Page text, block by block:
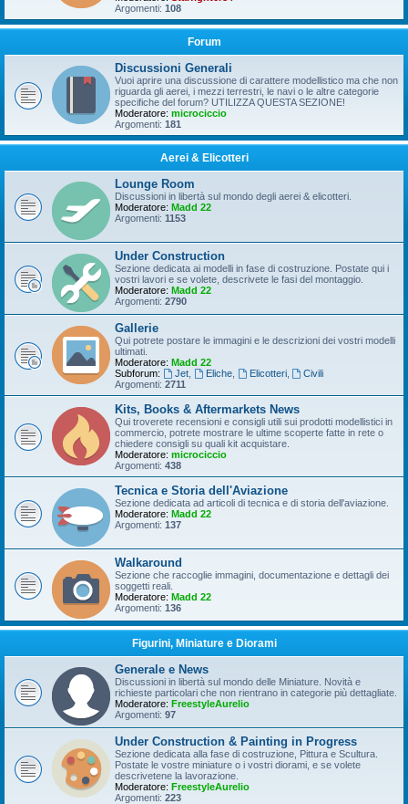
Argomenti: 108
Forum
Discussioni Generali
Vuoi aprire una discussione di carattere modellistico ma che non
riguarda gli aerei, i mezzi terrestri, le navi o le altre categorie
specifiche del forum? UTILIZZA QUESTA SEZIONE!
Moderatore: microciccio
Argomenti: 181
Aerei & Elicotteri
Lounge Room
Discussioni in libertà sul mondo degli aerei & elicotteri.
Moderatore: Madd 22
Argomenti: 1153
Under Construction
Sezione dedicata ai modelli in fase di costruzione. Postate qui i
vostri lavori e se volete, descrivete le fasi del montaggio.
Moderatore: Madd 22
Argomenti: 2790
Gallerie
Qui potrete postare le immagini e le descrizioni dei vostri modelli
ultimati.
Moderatore: Madd 22
Subforum:
Jet, Eliche, Elicotteri,
Civili
Argomenti: 2711
Kits, Books & Aftermarkets News
Qui troverete recensioni e consigli utili sui prodotti modellistici in
commercio, potrete mostrare le ultime scoperte fatte in rete o
chiedere consigli su quali kit acquistare.
Moderatore: microciccio
Argomenti: 438
Tecnica e Storia dell'Aviazione
Sezione dedicata ad articoli di tecnica e di storia dell'aviazione.
Moderatore: Madd 22
Argomenti: 137
Walkaround
Sezione che raccoglie immagini, documentazione e dettagli dei
soggetti reali.
Moderatore: Madd 22
Argomenti: 136
Figurini, Miniature e Diorami
Generale e News
Discussioni in libertà sul mondo delle Miniature. Novità e
richieste particolari che non rientrano in categorie più dettagliate.
Moderatore: FreestyleAurelio
Argomenti: 97
Under Construction & Painting in Progress
Sezione dedicata alla fase di costruzione, Pittura e Scultura.
Postate le vostre miniature o i vostri diorami, e se volete
descrivetene la lavorazione.
Moderatore: FreestyleAurelio
Argomenti: 223